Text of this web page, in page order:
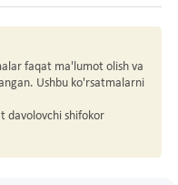
faqat ma'lumot olish va
Ushbu ko'rsatmalarni
davolovchi shifokor